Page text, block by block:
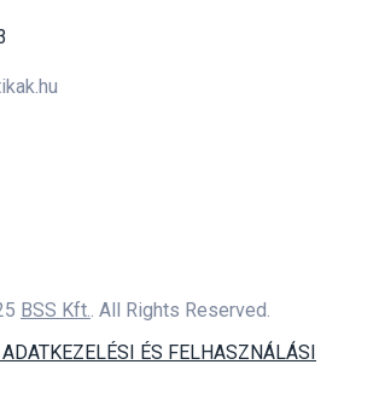
BSS Kft.. All Rights Reserved.
ÉS FELHASZNÁLÁSI